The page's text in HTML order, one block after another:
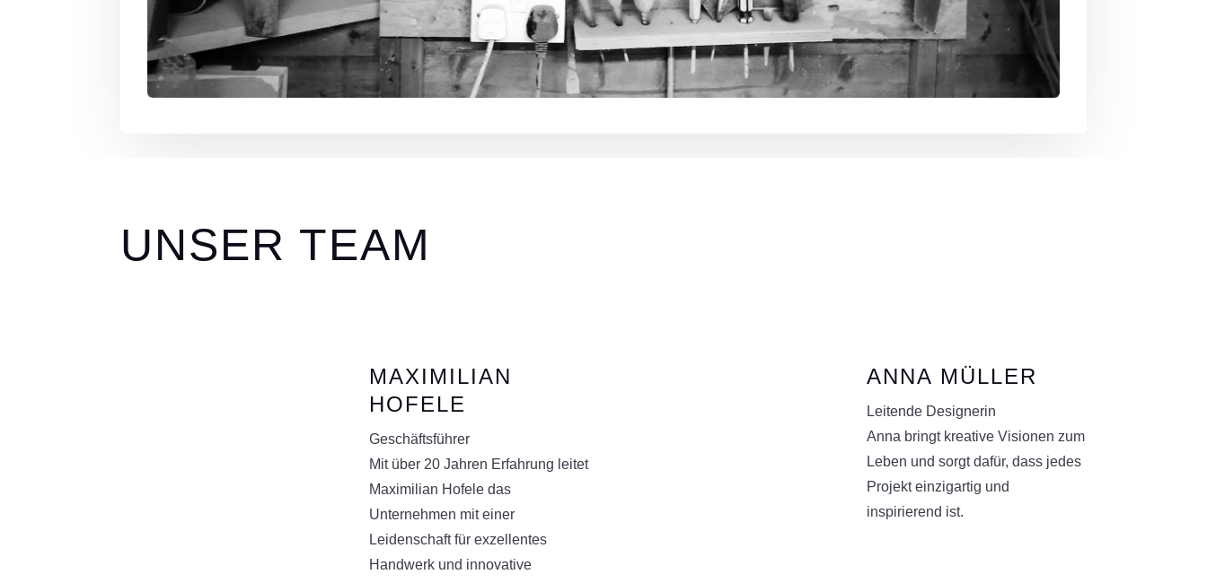
UNSER TEAM
MAXIMILIAN
HOFELE
Geschäftsführer
Mit über 20 Jahren Erfahrung leitet
Maximilian Hofele das
Unternehmen mit einer
Leidenschaft für exzellentes
Handwerk und innovative
ANNA MÜLLER
Leitende Designerin
Anna bringt kreative Visionen zum
Leben und sorgt dafür, dass jedes
Projekt einzigartig und
inspirierend ist.